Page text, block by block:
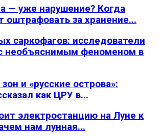
— уже нарушение? Когда
оштрафовать за хранение...
саркофагов: исследователи
необъяснимым феноменом в
и «русские острова»:
как ЦРУ в...
электростанцию на Луне к
нам лунная...